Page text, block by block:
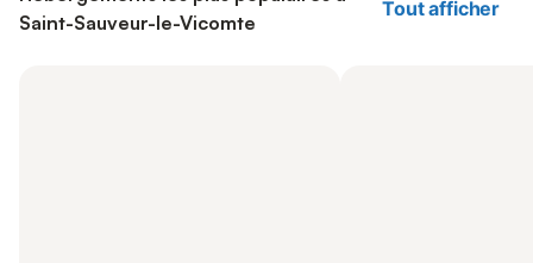
Saint-Sauveur-le-Vicomte
Tout afficher